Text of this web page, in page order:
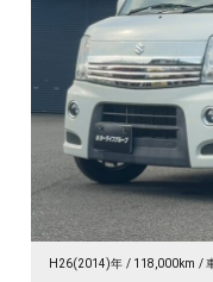
H26(2014)年 118,000km